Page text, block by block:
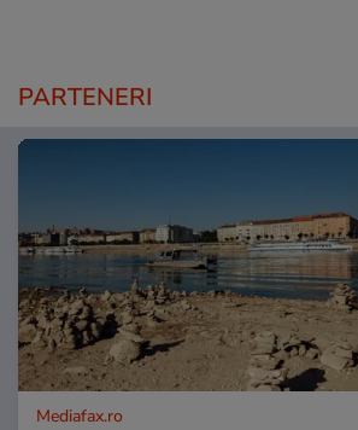
PARTENERI
Mediafax.ro